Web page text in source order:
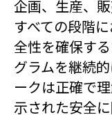
企画、生産、
すべての段階
全性を確保す
グラムを継続
ークは正確で
示された安全